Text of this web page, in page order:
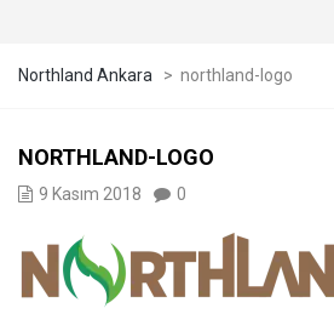
Northland Ankara > northland-logo
NORTHLAND-LOGO
9 Kasım 2018 0